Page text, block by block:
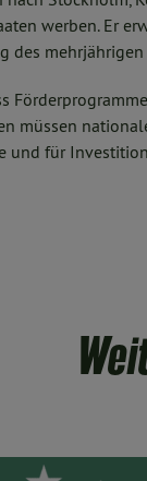
werben. Er
des
müssen
und für